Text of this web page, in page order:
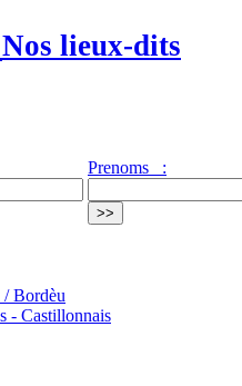
Nos lieux-dits
Prenoms :
Bordèu
- Castillonnais